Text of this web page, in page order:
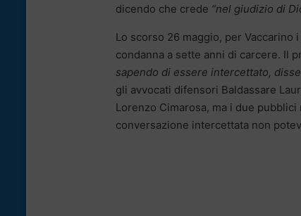
dicendo che crede “nel giudizio di
Lo scorso 26 maggio, per Vaccarino
condanna a sette anni di carcere. Il
sapendo di essere intercettato,
gli avvocati difensori Baldassare
Lorenzo Cimarosa, ma i due
conversazione intercettata non